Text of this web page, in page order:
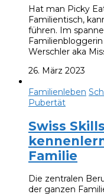
Hat man Picky
Familientisch,
führen. Im
Werschler aka
26. März 2023
Familienleben
Pubertät
Swiss
Familie
Die zentralen
der ganzen